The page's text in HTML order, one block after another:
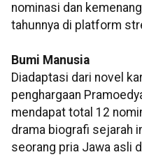
nominasi dan
tahunnya di platform
Bumi Manusia
Diadaptasi dari novel
penghargaan
mendapat total 12
drama biografi sejarah
seorang pria Jawa asli